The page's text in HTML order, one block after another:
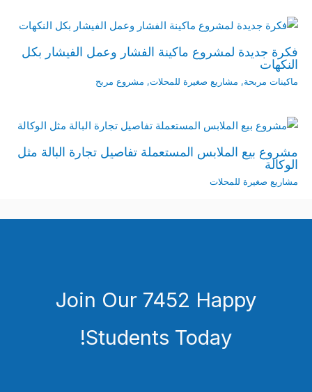
فكرة جديدة لمشروع ماكينة الفشار وعمل الفيشار بكل
النكهات
ماكينات مربحة, مشاريع صغيرة للمحلات, مشروع مربح
مشروع بيع الملابس المستعملة تفاصيل تجارة البالة مثل
الوكالة
مشاريع صغيرة للمحلات
Join Our 7452 Happy
Students​ Today!